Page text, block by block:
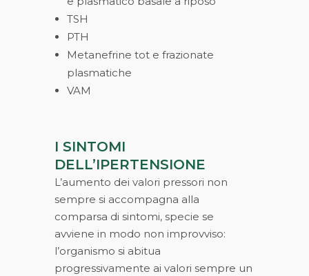
TSH
PTH
Metanefrine tot e frazionate
plasmatiche
VAM
I SINTOMI
DELL’IPERTENSIONE
L’aumento dei valori pressori non
sempre si accompagna alla
comparsa di sintomi, specie se
avviene in modo non improvviso:
l’organismo si abitua
progressivamente ai valori sempre un